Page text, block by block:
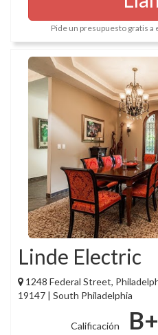
Pide un presupuesto gratis
Linde Electric
1248 Federal Street,
19147 | South Philadelphia
Calificación B+